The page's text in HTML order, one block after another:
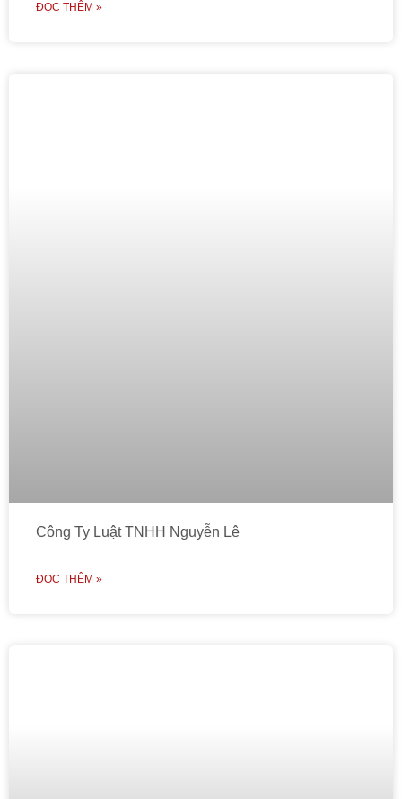
ĐỌC THÊM »
Công Ty Luật TNHH Nguyễn Lê
ĐỌC THÊM »